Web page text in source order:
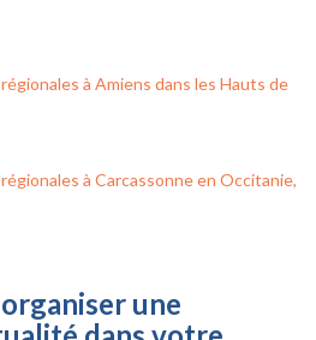
à Amiens dans les Hauts de
à Carcassonne en Occitanie,
une